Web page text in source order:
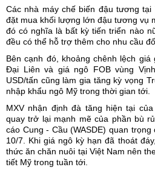
Các nhà máy chế biến đậu tương
đặt mua khối lượng lớn đậu tương vụ
đó có nghĩa là bất kỳ tiến triển nào
đều có thể hỗ trợ thêm cho nhu cầu
Bên cạnh đó, khoảng chênh lệch
Đại Liên và giá ngô FOB vùng
USD/tấn cũng làm gia tăng kỳ vọng
nhập khẩu ngô Mỹ trong thời gian tới.
MXV nhận định đà tăng hiện tại
quay trở lại mạnh mẽ của phần bù
cáo Cung - Cầu (WASDE) quan
10/7. Khi giá ngô kỳ hạn đã thoát
thức ăn chăn nuôi tại Việt Nam nên
tiết Mỹ trong tuần tới.